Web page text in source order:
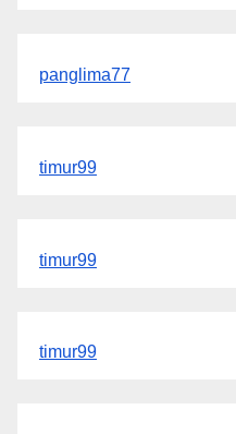
panglima77
timur99
timur99
timur99